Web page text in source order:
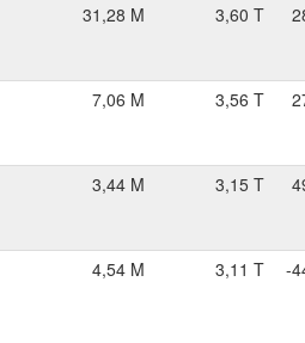
31,28 M 3,60 T
7,06 M 3,56 T
3,44 M 3,15 T
4,54 M 3,11 T -